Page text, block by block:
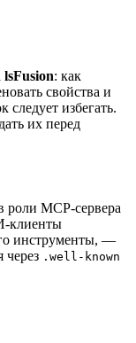
lsFusion: как
свойства и
избегать.
их перед
роли MCP-сервера
клиенты
инструменты, —
через .well-known